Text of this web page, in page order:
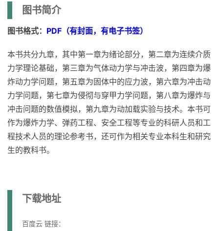
图书简介
图书格式： PDF（有封面，有电子书签）
本书共分九章，其中第一章为绪论部分，第二章为连续介质
力学理论基础，第三章为气体动力学与冲击波，第四章为爆
炸动力学问题，第五章为固体中的应力波，第六章为冲击动
力学问题，第七章为侵彻与穿甲力学问题，第八章为爆炸与
冲击问题的数值模拟，第九章为动加载实验与技术。本书可
作为爆炸力学、弹药工程、安全工程等专业的科研人员和工
程技术人员的理论参考书，还可作为相关专业本科生和研究
生的教科书。
下载地址
百度云 链接：